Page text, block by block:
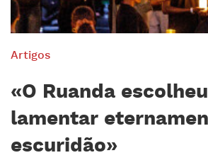
Artigos
«O Ruanda
lamentar
escuridão»